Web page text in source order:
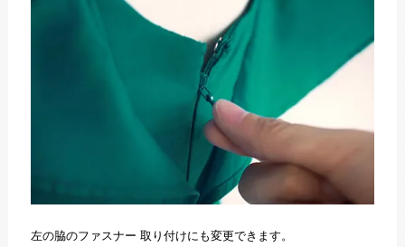
左の脇のファスナー 取り付けにも変更できます。